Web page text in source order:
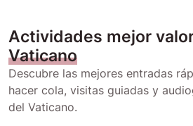
Actividades mejor
Vaticano
Descubre las mejores entradas
hacer cola, visitas guiadas y
del Vaticano.